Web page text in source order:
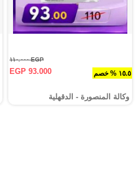
١٥.٥ % خصم
EGP ١١٠.٠٠٠
EGP 93.000
وكالة المنصورة - الدقهلية‎